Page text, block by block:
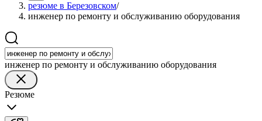
резюме в Березовском/
инженер по ремонту и обслуживанию оборудования
инженер по ремонту и обслуживанию оборудования
Резюме